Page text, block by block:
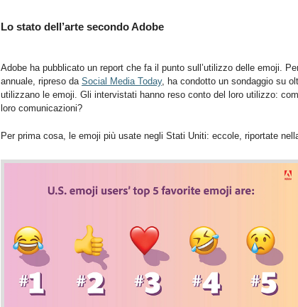
Lo stato dell’arte secondo Adobe
Adobe ha pubblicato un report che fa il punto sull’utilizzo delle emoji.
annuale, ripreso da Social Media Today, ha condotto un sondaggio su
utilizzano le emoji. Gli intervistati hanno reso conto del loro utilizzo:
loro comunicazioni?
Per prima cosa, le emoji più usate negli Stati Uniti: eccole, riportate